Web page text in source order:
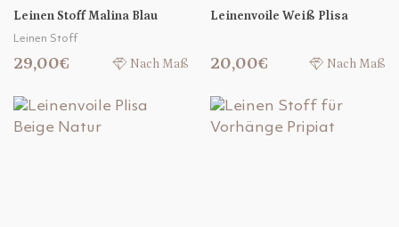
Leinen Stoff Malina Blau
Leinen Stoff
29,00€ Nach Maß
Leinenvoile Weiß Plisa
20,00€ Nach Maß